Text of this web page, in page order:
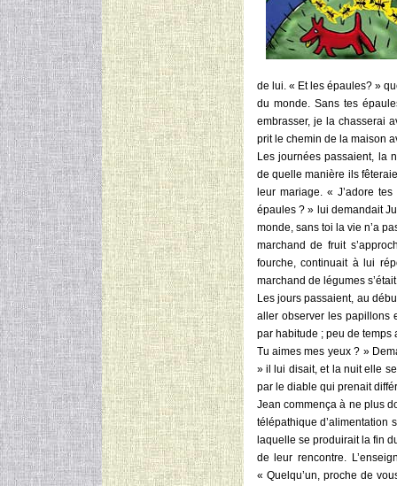
de lui. « Et les épaules? »
du monde. Sans tes
embrasser, je la chasserai
prit le chemin de la maison
Les journées passaient, la
de quelle manière ils
leur mariage. « J’adore
épaules ? » lui demandait
monde, sans toi la vie n’a
marchand de fruit
fourche, continuait à lui
marchand de légumes
Les jours passaient, au
aller observer les papillons
par habitude ; peu de
Tu aimes mes yeux ? »
» il lui disait, et la nuit elle
par le diable qui prenait
Jean commença à ne plus
télépathique
laquelle se produirait la fin
de leur rencontre.
« Quelqu’un, proche de